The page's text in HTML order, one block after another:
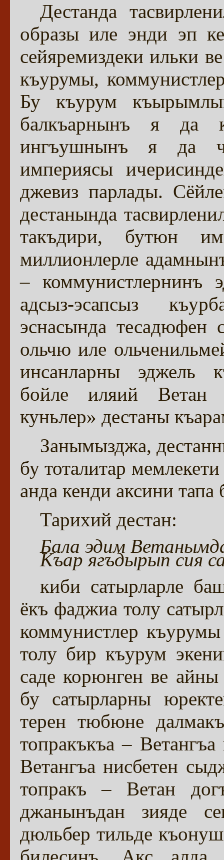
Дестанда
образы иле энди эп
сейяремиздеки ильки
къурумы,
Бу къурум
балкъарнынъ я да
ингъушнынъ я да
империясы
джевиз парлады.
дестанында
такъдири, бутюн
миллионлерле
– коммунистлернинъ
адсыз-эсапсыз
эснасында тесадюфен
ольчю иле
инсанларны эджель
бойле иляий Ветан
куньлер» дестаны
Занымызджа,
бу тоталитар
анда кенди аксини тапа
Тарихий дестан:
Бала эдим
Къар ягъдырып сия
киби сатырларле
ёкъ фаджиа толу
коммунистлер
толу бир къурум
саде корюнген ве
бу сатырларны
терен тюбюне
топракъкъа –
Ветангъа нисбетен
топракъ – Ветан
джанынъдан зияде
дюльбер тильде